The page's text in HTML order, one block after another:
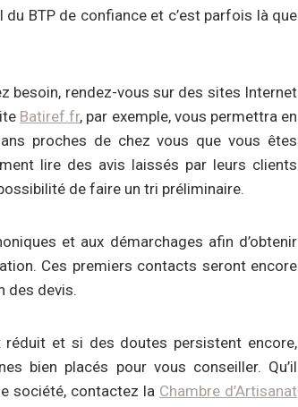
BTP de confiance et c’est parfois là que
besoin, rendez-vous sur des sites Internet
Batiref.fr, par exemple, vous permettra en
proches de chez vous que vous êtes
lire des avis laissés par leurs clients
de faire un tri préliminaire.
et aux démarchages afin d’obtenir
Ces premiers contacts seront encore
des devis.
réduit et si des doutes persistent encore,
bien placés pour vous conseiller. Qu’il
société, contactez la Chambre d’Artisanat